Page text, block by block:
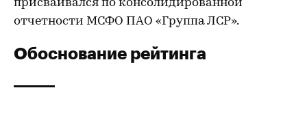
присваивался по консолидированной
отчетности МСФО ПАО «Группа ЛСР».
Обоснование рейтинга